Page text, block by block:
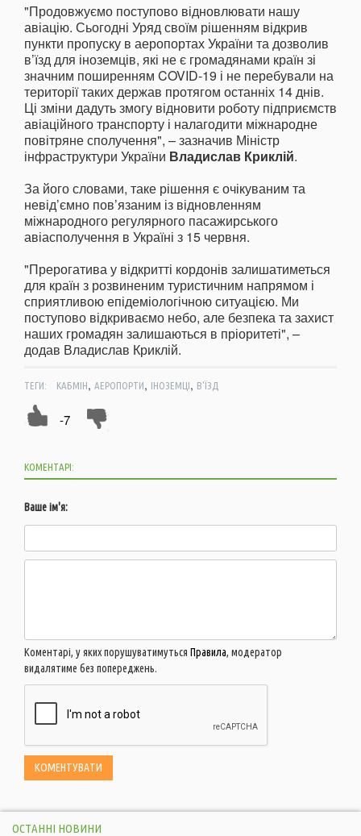
"Продовжуємо поступово відновлювати нашу
авіацію. Сьогодні Уряд своїм рішенням відкрив
пункти пропуску в аеропортах України та дозволив
в’їзд для іноземців, які не є громадянами країн зі
значним поширенням COVID-19 і не перебували на
території таких держав протягом останніх 14 днів.
Ці зміни дадуть змогу відновити роботу підприємств
авіаційного транспорту і налагодити міжнародне
повітряне сполучення", – зазначив Міністр
інфраструктури України Владислав Криклій.
За його словами, таке рішення є очікуваним та
невід’ємно пов’язаним із відновленням
міжнародного регулярного пасажирського
авіасполучення в Україні з 15 червня.
"Прерогатива у відкритті кордонів залишатиметься
для країн з розвиненим туристичним напрямом і
сприятливою епідеміологічною ситуацією. Ми
поступово відкриваємо небо, але безпека та захист
наших громадян залишаються в пріоритеті", –
додав Владислав Криклій.
ТЕГИ: КАБМІН, АЕРОПОРТИ, ІНОЗЕМЦІ, В'ЇЗД
-7
КОМЕНТАРІ:
Ваше ім'я:
Коментарі, у яких порушуватимуться Правила, модератор
видалятиме без попереджень.
ОСТАННІ НОВИНИ